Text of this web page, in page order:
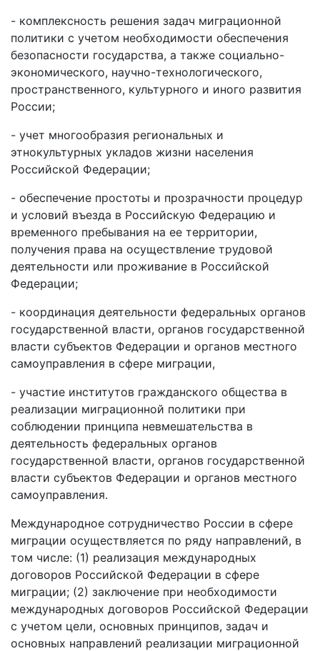
- комплексность решения задач миграционной
политики с учетом необходимости обеспечения
безопасности государства, а также социально-
экономического, научно-технологического,
пространственного, культурного и иного развития
России;
- учет многообразия региональных и
этнокультурных укладов жизни населения
Российской Федерации;
- обеспечение простоты и прозрачности процедур
и условий въезда в Российскую Федерацию и
временного пребывания на ее территории,
получения права на осуществление трудовой
деятельности или проживание в Российской
Федерации;
- координация деятельности федеральных органов
государственной власти, органов государственной
власти субъектов Федерации и органов местного
самоуправления в сфере миграции,
- участие институтов гражданского общества в
реализации миграционной политики при
соблюдении принципа невмешательства в
деятельность федеральных органов
государственной власти, органов государственной
власти субъектов Федерации и органов местного
самоуправления.
Международное сотрудничество России в сфере
миграции осуществляется по ряду направлений, в
том числе: (1) реализация международных
договоров Российской Федерации в сфере
миграции; (2) заключение при необходимости
международных договоров Российской Федерации
с учетом цели, основных принципов, задач и
основных направлений реализации миграционной